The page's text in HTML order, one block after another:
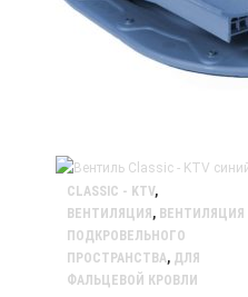
CLASSIC - KTV,
ВЕНТИЛЯЦИЯ , ВЕНТИЛЯЦИЯ
ПОДКРОВЕЛЬНОГО
ПРОСТРАНСТВА, ДЛЯ
ФАЛЬЦЕВОЙ КРОВЛИ